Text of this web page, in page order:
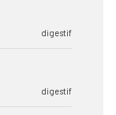
digestif
digestif